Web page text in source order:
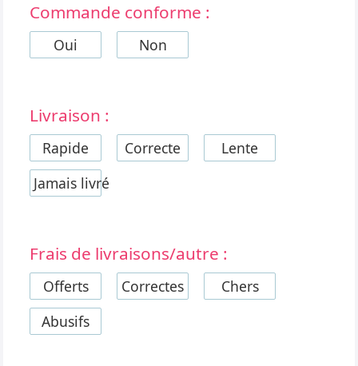
Commande conforme :
Oui Non
Livraison :
Rapide Correcte
Lente
Jamais livré
Frais de livraisons/autre :
Offerts Correctes
Chers
Abusifs